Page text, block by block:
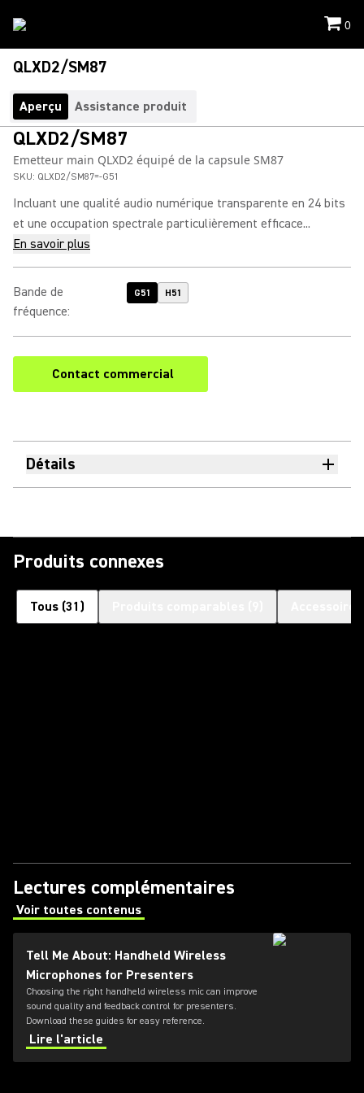
0
QLXD2/SM87
Aperçu Assistance produit
QLXD2/SM87
Emetteur main QLXD2 équipé de la capsule SM87
SKU: QLXD2/SM87=-G51
Incluant une qualité audio numérique transparente en 24 bits
et une occupation spectrale particulièrement efficace...
En savoir plus
Bande de
fréquence:
G51 H51
Contact commercial
Détails
Produits connexes
Tous (31 )
Lectures complémentaires
Voir toutes contenus
(Opens in a new tab)
Tell Me About: Handheld Wireless
Microphones for Presenters
Choosing the right handheld wireless mic can improve
sound quality and feedback control for presenters.
Download these guides for easy reference.
Lire l'article